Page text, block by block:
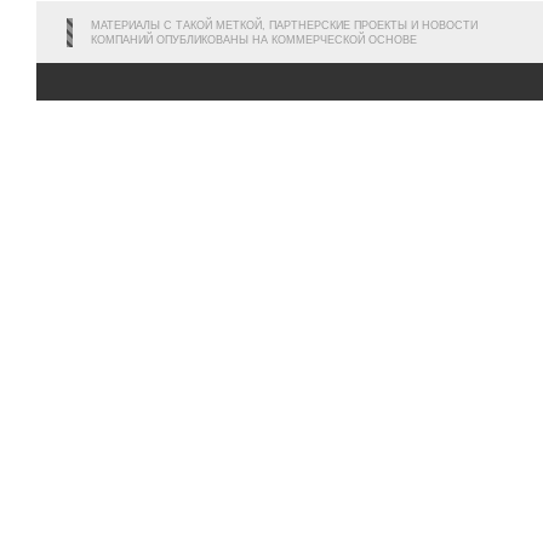
МАТЕРИАЛЫ С ТАКОЙ МЕТКОЙ, ПАРТНЕРСКИЕ ПРОЕКТЫ И НОВОСТИ
КОМПАНИЙ ОПУБЛИКОВАНЫ НА КОММЕРЧЕСКОЙ ОСНОВЕ